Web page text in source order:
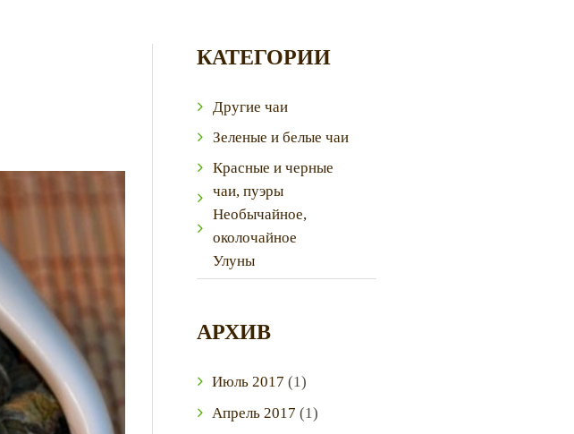
КАТЕГОРИИ
Другие чаи
Зеленые и белые чаи
Красные и черные
чаи, пуэры
Необычайное,
околочайное
Улуны
АРХИВ
Июль 2017 (1)
Апрель 2017 (1)